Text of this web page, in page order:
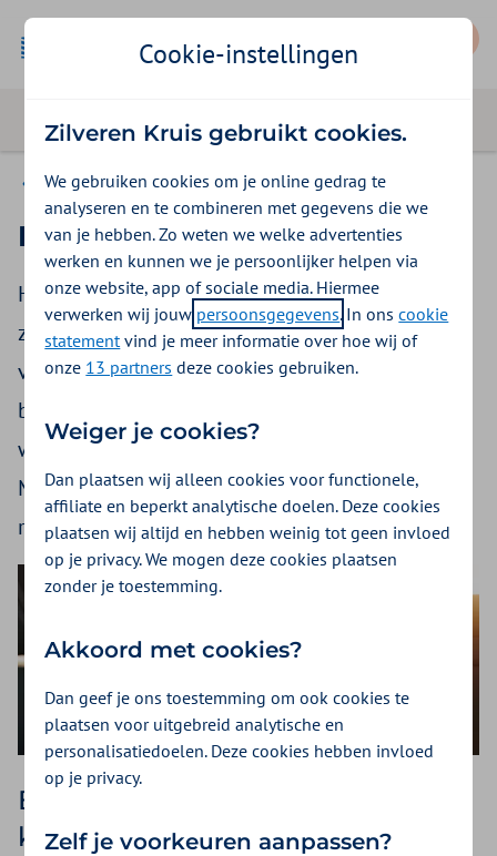
Vergoedingen
Hardheidsclausule bij vervoer
Heb je meerdere behandelingen bij een
zorgverlener gepland staan? En heb je daarvoor
voor een langere tijd vervoer nodig? En valt je
behandeling niet onder
waarvoor je reiskosten kunt terugvragen?
Misschien krijg je een vergoeding voor je
reiskosten via de hardheidsclausule.
Bereken of je een vergoeding
krijgt
Cookie-instellingen
Zilveren Kruis gebruikt cookies.
We gebruiken cookies om je online gedrag te
analyseren en te combineren met gegevens die we
van je hebben. Zo weten we welke advertenties
werken en kunnen we je persoonlijker helpen via
onze website, app of sociale media. Hiermee
verwerken wij jouw persoonsgegevens. In onscookie
statementvind je meer informatie over hoe wij of
onze 13 partners deze cookies gebruiken.
Weiger je cookies?
Dan plaatsen wij alleen cookies voor functionele,
affiliate en beperkt analytische doelen. Deze cookies
plaatsen wij altijd en hebben weinig tot geen invloed
op je privacy. We mogen deze cookies plaatsen
zonder je toestemming.
Akkoord met cookies?
Dan geef je ons toestemming om ook cookies te
plaatsen voor uitgebreid analytische en
personalisatiedoelen. Deze cookies hebben invloed
op je privacy.
Zelf je voorkeuren aanpassen?